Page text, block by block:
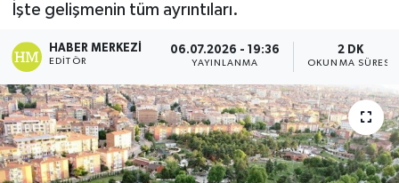
İşte gelişmenin tüm ayrıntıları.
HABER MERKEZI
EDITÖR
06.07.2026 - 19:36
YAYINLANMA
2 DK
OKUNMA SÜRESI
Emlak
Gündem